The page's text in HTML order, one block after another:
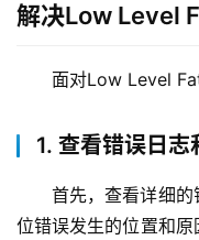
解决Low Level
面对Low Level
1. 查看错误日志
首先，查看详细
位错误发生的位置和